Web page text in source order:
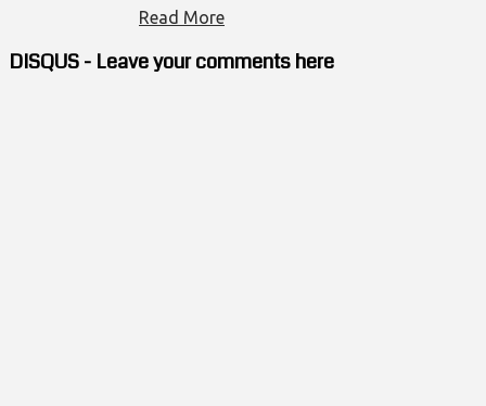
Read More
DISQUS - Leave your comments here